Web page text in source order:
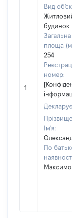
1
Вид
будинок
Загальна
площа (м
254
номер:
Ім'я:
По